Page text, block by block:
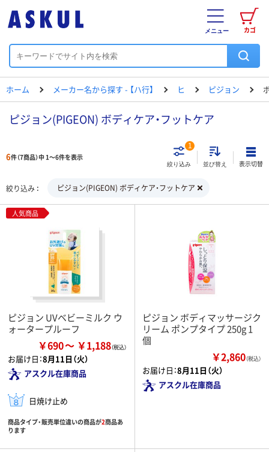
カゴ
メニュー
ホーム メーカー名から探す - 【ハ行】 ヒ ピジョン
ピジョン(PIGEON) ボディケア・フットケア
6件（7商品）中 1～6件を表示
絞り込み
1
並び替え 表示切替
絞り込み ピジョン(PIGEON) ボディケア・フットケア
人気商品
ピジョン UVベビーミルク ウ
ォータープルーフ
￥690 ￥1,188
お届け日：8月11日（火）
アスクル在庫商品
日焼け止め
商品タイプ・販売単位違いの商品が2商品あ
ります
ピジョン ボディマッサージク
リーム ポンプタイプ 250g 1
個
￥2,860（税込）
お届け日：8月11日（火）
アスクル在庫商品